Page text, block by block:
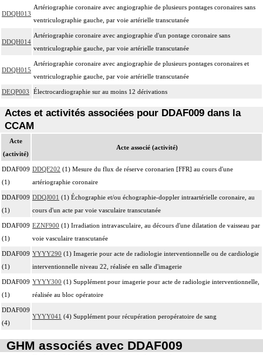
DDQH013
Artériographie coronaire avec angiographie de plusieurs pontages coronaires sans
ventriculographie gauche, par voie artérielle transcutanée
DDQH014
Artériographie coronaire avec angiographie d'un pontage coronaire sans
ventriculographie gauche, par voie artérielle transcutanée
DDQH015
Artériographie coronaire avec angiographie de plusieurs pontages coronaires et
ventriculographie gauche, par voie artérielle transcutanée
DEQP003 Électrocardiographie sur au moins 12 dérivations
Actes et activités associées pour DDAF009 dans la
CCAM
Acte
(activité)
Acte associé (activité)
DDAF009
(1)
DDQF202 (1) Mesure du flux de réserve coronarien [FFR] au cours d'une
artériographie coronaire
DDAF009
(1)
DDQJ001 (1) Échographie et/ou échographie-doppler intraartérielle coronaire, au
cours d'un acte par voie vasculaire transcutanée
DDAF009
(1)
EZNF900 (1) Irradiation intravasculaire, au décours d'une dilatation de vaisseau par
voie vasculaire transcutanée
DDAF009
(1)
YYYY290 (1) Imagerie pour acte de radiologie interventionnelle ou de cardiologie
interventionnelle niveau 22, réalisée en salle d'imagerie
DDAF009
(1)
YYYY300 (1) Supplément pour imagerie pour acte de radiologie interventionnelle,
réalisée au bloc opératoire
DDAF009
(4)
YYYY041 (4) Supplément pour récupération peropératoire de sang
GHM associés avec DDAF009